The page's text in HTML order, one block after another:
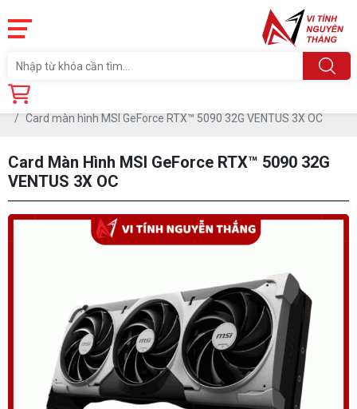
Trang chủ
Card màn hình MSI GeForce RTX™ 5090 32G VENTUS 3X OC
Card Màn Hình MSI GeForce RTX™ 5090 32G
VENTUS 3X OC